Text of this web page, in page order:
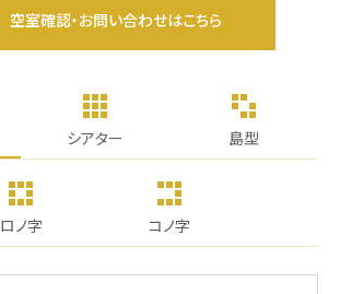
空室確認・お問い合わせはこちら
シアター 島型
ロノ字 コノ字